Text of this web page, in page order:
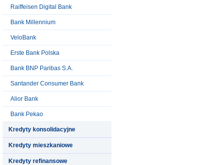
Raiffeisen Digital Bank
Bank Millennium
VeloBank
Erste Bank Polska
Bank BNP Paribas S.A.
Santander Consumer Bank
Alior Bank
Bank Pekao
Kredyty konsolidacyjne
Kredyty mieszkaniowe
Kredyty refinansowe